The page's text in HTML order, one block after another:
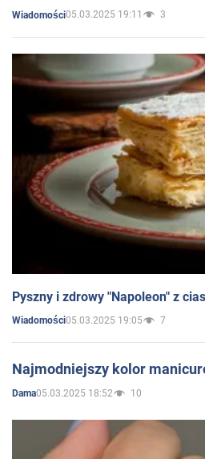
Wiadomości05.03.2025 19:11 3
Pyszny i zdrowy "Napoleon" z
Wiadomości05.03.2025 19:05 7
Najmodniejszy kolor
Dama05.03.2025 18:52 10